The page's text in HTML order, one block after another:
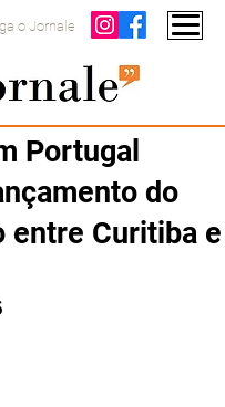
o Jornale
Portugal
do
entre Curitiba e